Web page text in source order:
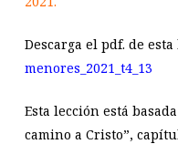
Descarga el pdf. de
menores_2021_t4_13
Esta lección está
camino a Cristo”,